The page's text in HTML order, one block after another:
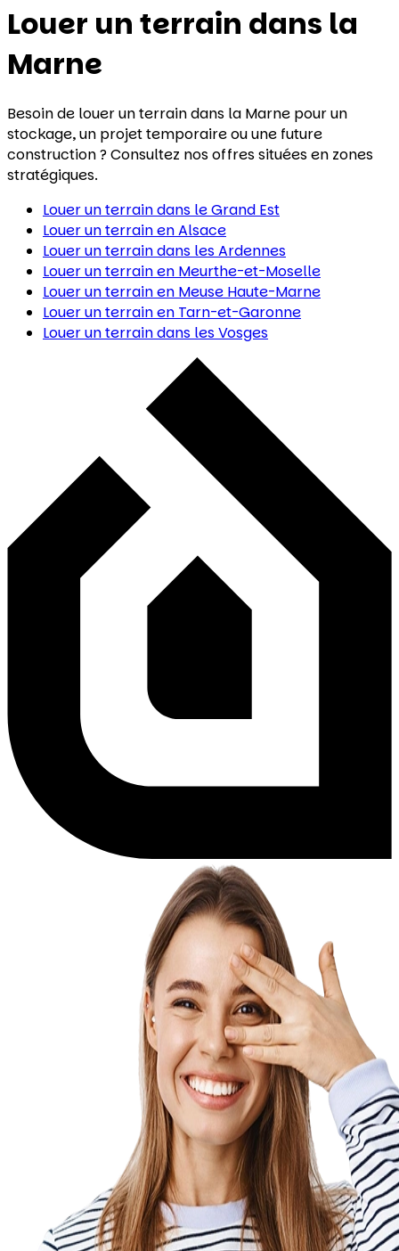
Louer un terrain dans la
Marne
Besoin de louer un terrain dans la Marne pour un
stockage, un projet temporaire ou une future
construction ? Consultez nos offres situées en zones
stratégiques.
Louer un terraindans le Grand Est
Louer un terrainen Alsace
Louer un terraindans les Ardennes
Louer un terrainen Meurthe-et-Moselle
Louer un terrainen Meuse Haute-Marne
Louer un terrainen Tarn-et-Garonne
Louer un terraindans les Vosges